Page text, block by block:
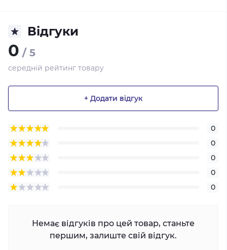
Відгуки
0 / 5
середній рейтинг товару
+ Додати відгук
0
0
0
0
0
Немає відгуків про цей товар, станьте
першим, залиште свій відгук.